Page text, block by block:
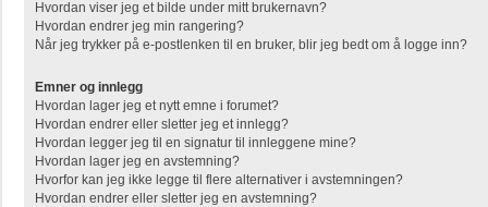
Hvordan viser jeg et bilde under mitt brukernavn?
Hvordan endrer jeg min rangering?
Når jeg trykker på e-postlenken til en bruker, blir jeg bedt om å logge inn?
Emner og innlegg
Hvordan lager jeg et nytt emne i forumet?
Hvordan endrer eller sletter jeg et innlegg?
Hvordan legger jeg til en signatur til innleggene mine?
Hvordan lager jeg en avstemning?
Hvorfor kan jeg ikke legge til flere alternativer i avstemningen?
Hvordan endrer eller sletter jeg en avstemning?